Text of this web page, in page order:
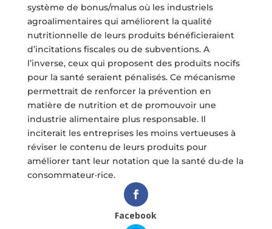
système de bonus/malus où les industriels
agroalimentaires qui améliorent la qualité
nutritionnelle de leurs produits bénéficieraient
d’incitations fiscales ou de subventions. A
l’inverse, ceux qui proposent des produits nocifs
pour la santé seraient pénalisés. Ce mécanisme
permettrait de renforcer la prévention en
matière de nutrition et de promouvoir une
industrie alimentaire plus responsable. Il
inciterait les entreprises les moins vertueuses à
réviser le contenu de leurs produits pour
améliorer tant leur notation que la santé du·de la
consommateur·rice.
Facebook